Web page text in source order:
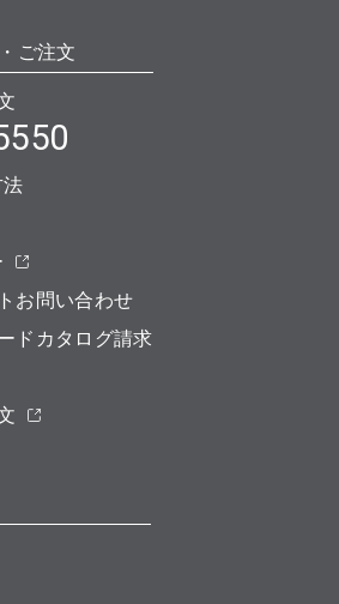
ご注文
法
お問い合わせ
ドカタログ請求